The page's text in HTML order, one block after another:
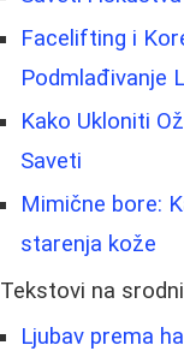
Facelifting i
Podmlađivanje
Kako Ukloniti
Saveti
Mimične bore:
starenja kože
Tekstovi na
Ljubav prema